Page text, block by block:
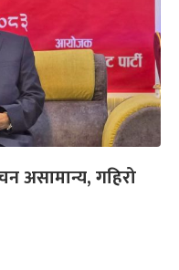
असामान्य, गहिरो